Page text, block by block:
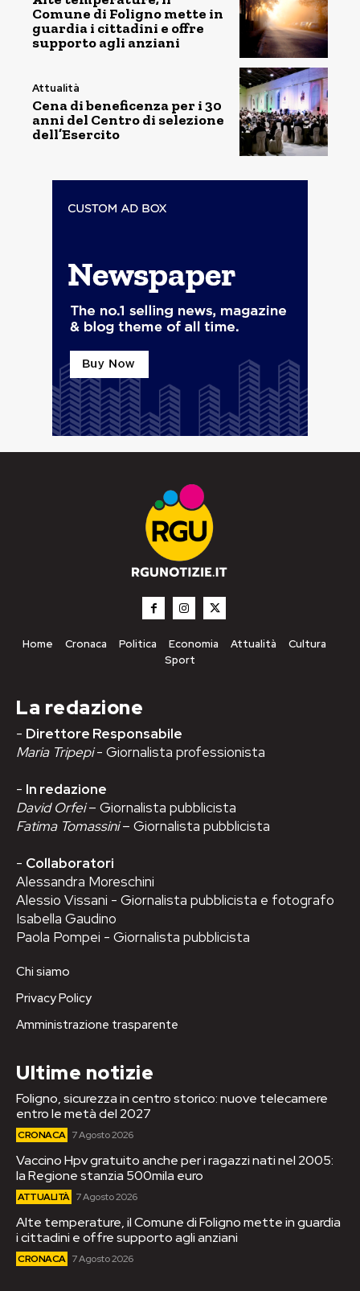
Comune di Foligno mette in
guardia i cittadini e offre
supporto agli anziani
Attualità
Cena di beneficenza per i 30
anni del Centro di selezione
dell’Esercito
Home Cronaca Politica Economia Attualità
Cultura
Sport
La redazione
- Direttore Responsabile
Maria Tripepi- Giornalista professionista
- In redazione
David Orfei– Giornalista pubblicista
Fatima Tomassini– Giornalista pubblicista
- Collaboratori
Alessandra Moreschini
Alessio Vissani - Giornalista pubblicista e fotografo
Isabella Gaudino
Paola Pompei - Giornalista pubblicista
Chi siamo
Privacy Policy
Amministrazione trasparente
Ultime notizie
Foligno, sicurezza in centro storico: nuove telecamere
entro le metà del 2027
CRONACA 7 Agosto 2026
Vaccino Hpv gratuito anche per i ragazzi nati nel 2005:
la Regione stanzia 500mila euro
ATTUALITÀ 7 Agosto 2026
Alte temperature, il Comune di Foligno mette in guardia
i cittadini e offre supporto agli anziani
CRONACA 7 Agosto 2026